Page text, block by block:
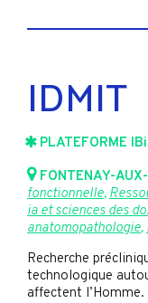
IDMIT
PLATEFORME
FONTENAY-
fonctionnelle,
ia et sciences des
anatomopathologie,
Recherche
technologique
affectent l’Homme.